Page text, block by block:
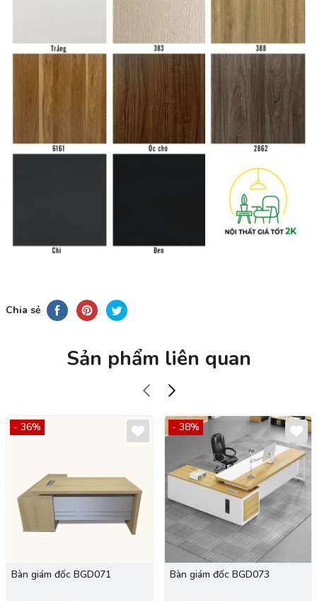
Chia sẻ
Sản phẩm liên quan
- 36%
Bàn giám đốc BGD071
- 38%
Bàn giám đốc BGD073